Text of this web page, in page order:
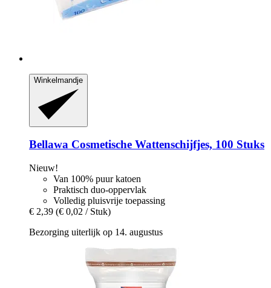
Winkelmandje
Bellawa Cosmetische Wattenschijfjes, 100 Stuks
Nieuw!
Van 100% puur katoen
Praktisch duo-oppervlak
Volledig pluisvrije toepassing
€ 2,39 (€ 0,02 / Stuk)
Bezorging uiterlijk op 14. augustus